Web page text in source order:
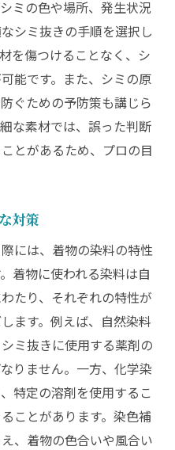
ミの色や場所、発生状況
シミ抜きの手順を選択し
を傷つけることなく、シ
能です。また、シミの原
ぐための予防策も講じら
な素材では、誤った判断
とがあるため、プロの目
対策
には、着物の染料の特性
着物に使われる染料は自
たり、それぞれの特性が
ます。例えば、自然染料
ミ抜きに使用する薬剤の
りません。一方、化学染
特定の溶剤を使用するこ
ことがあります。染色補
、着物の色合いや風合い